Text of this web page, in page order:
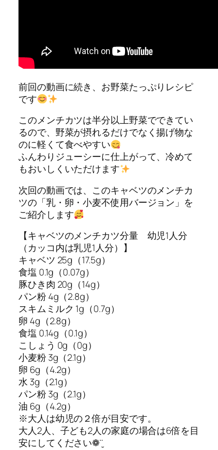
前回の動画に続き、お野菜たっぷりレシピ
です
このメンチカツは半分以上野菜でできてい
るので、野菜が摂れるだけでなく揚げ物な
のに軽くて食べやすい
ふんわりジューシーに仕上がって、冷めて
もおいしくいただけます
次回の動画では、このキャベツのメンチカ
ツの「乳・卵・小麦不使用バージョン」を
ご紹介します
【キャベツのメンチカツ分量 幼児1人分
（カッコ内は乳児1人分）】
キャベツ 25g（17.5g）
食塩 0.1g（0.07g）
豚ひき肉 20g（14g）
パン粉 4g（2.8g）
スキムミルク 1g（0.7g）
卵 4g（2.8g）
食塩 0.14g（0.1g）
こしょう 0g（0g）
小麦粉 3g（2.1g）
卵 6g（4.2g）
水 3g（2.1g）
パン粉 3g（2.1g）
油 6g（4.2g）
※大人は幼児の２倍が目安です。
大人2人、子ども2人の家庭の場合は6倍を目
安にしてください❁¨̮